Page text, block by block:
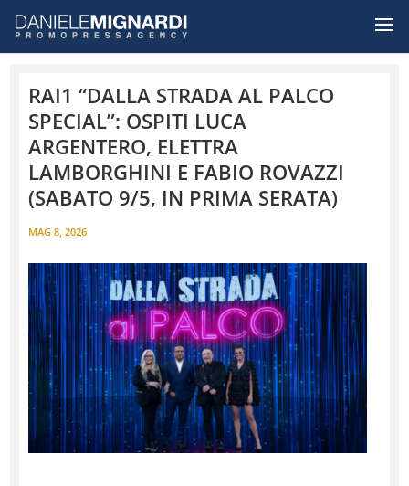
RAI1 “DALLA STRADA AL PALCO
SPECIAL”: OSPITI LUCA
ARGENTERO, ELETTRA
LAMBORGHINI E FABIO ROVAZZI
(SABATO 9/5, IN PRIMA SERATA)
MAG 8, 2026